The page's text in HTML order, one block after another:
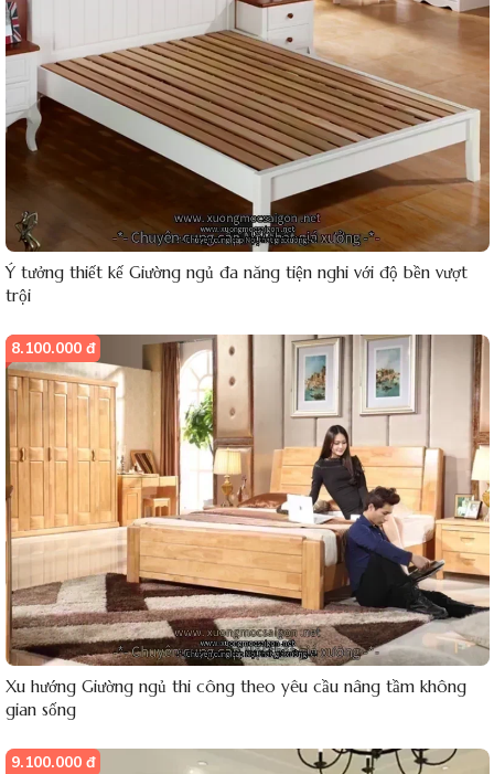
Ý tưởng thiết kế Giường ngủ đa năng tiện nghi với độ bền vượt
trội
8.100.000 đ
Xu hướng Giường ngủ thi công theo yêu cầu nâng tầm không
gian sống
9.100.000 đ